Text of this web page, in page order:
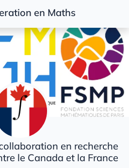
en Maths
en recherche
le Canada et la France